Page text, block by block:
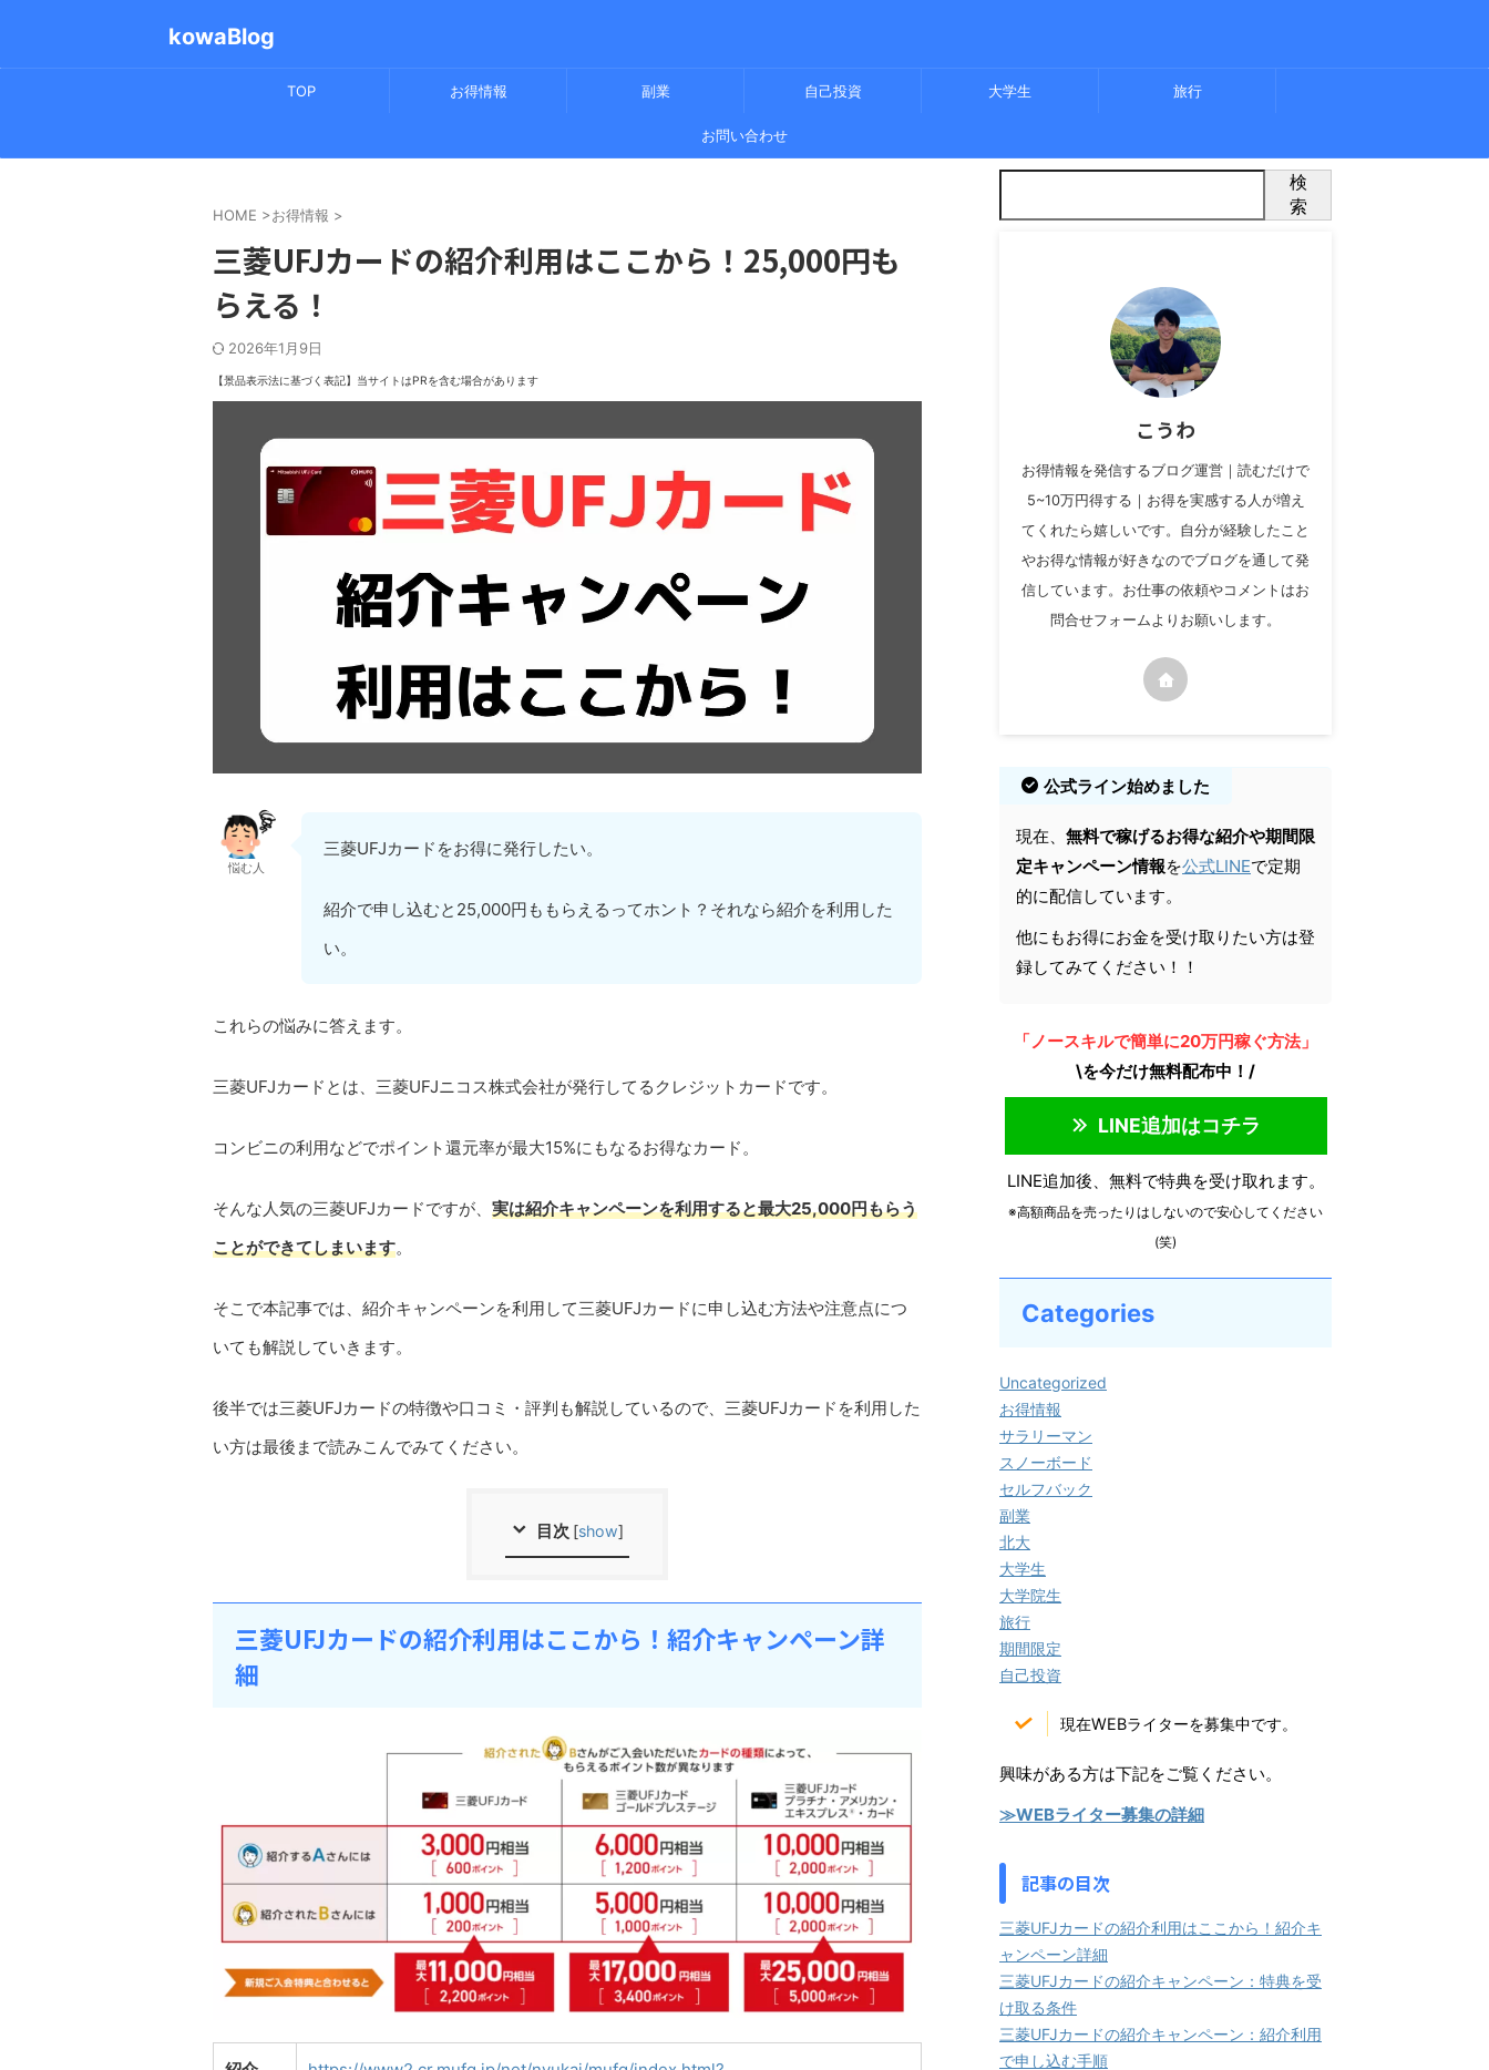
kowaBlog
TOP お得情報 副業 自己投資 大学生 旅行
お問い合わせ
HOME >お得情報 >
三菱UFJカードの紹介利用はここから！25,000円も
らえる！
2026年1月9日
【景品表示法に基づく表記】 当サイトはPRを含む場合があります
悩む人
三菱UFJカードをお得に発行したい。
紹介で申し込むと25,000円ももらえるってホント？それなら紹介を利用した
い。
これらの悩みに答えます。
三菱UFJカードとは、三菱UFJニコス株式会社が発行してるクレジットカードです。
コンビニの利用などでポイント還元率が最大15%にもなるお得なカード。
そんな人気の三菱UFJカードですが、 実は紹介キャンペーンを利用すると最大25,000円もらう
ことができてしまいます。
そこで本記事では、紹介キャンペーンを利用して三菱UFJカードに申し込む方法や注意点につ
いても解説していきます。
後半では三菱UFJカードの特徴や口コミ・評判も解説しているので、三菱UFJカードを利用した
い方は最後まで読みこんでみてください。
目次 [show]
三菱UFJカードの紹介利用はここから！紹介キャンペーン詳
細
検
索
こうわ
お得情報を発信するブログ運営｜読むだけで
5~10万円得する｜お得を実感する人が増え
てくれたら嬉しいです。自分が経験したこと
やお得な情報が好きなのでブログを通して発
信しています。お仕事の依頼やコメントはお
問合せフォームよりお願いします。
公式ライン始めました
現在、 無料で稼げるお得な紹介や期間限
定キャンペーン情報を公式LINEで定期
的に配信しています。
他にもお得にお金を受け取りたい方は登
録してみてください！！
「ノースキルで簡単に20万円稼ぐ方法」
\を今だけ無料配布中！/
LINE追加はコチラ
LINE追加後、無料で特典を受け取れます。
※高額商品を売ったりはしないので安心してください
(笑)
Categories
Uncategorized
お得情報
サラリーマン
スノーボード
セルフバック
副業
北大
大学生
大学院生
旅行
期間限定
自己投資
現在WEBライターを募集中です。
興味がある方は下記をご覧ください。
≫WEBライター募集の詳細
記事の目次
三菱UFJカードの紹介利用はここから！紹介キ
ャンペーン詳細
三菱UFJカードの紹介キャンペーン：特典を受
け取る条件
三菱UFJカードの紹介キャンペーン：紹介利用
で申し込む手順